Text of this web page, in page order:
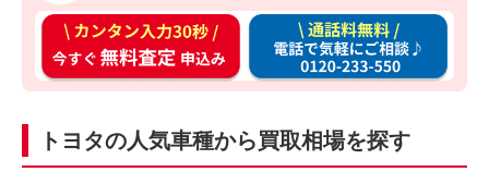
カ
ン
タ
入
力
通
料
料
お
トヨタの人気車種から買取相場を探す